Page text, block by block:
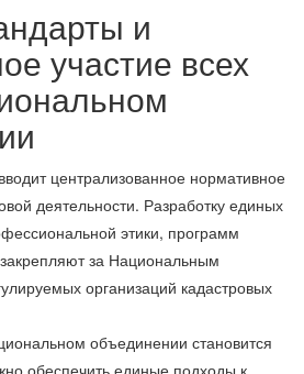
и
участие всех
централизованное нормативное
деятельности. Разработку единых
этики, программ
за Национальным
организаций кадастровых
объединении становится
обеспечить единые подходы к